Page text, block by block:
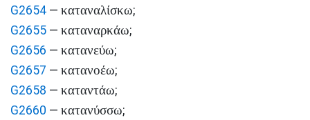
G2654 — καταναλίσκω;
G2655 — καταναρκάω;
G2656 — κατανεύω;
G2657 — κατανοέω;
G2658 — καταντάω;
G2660 — κατανύσσω;